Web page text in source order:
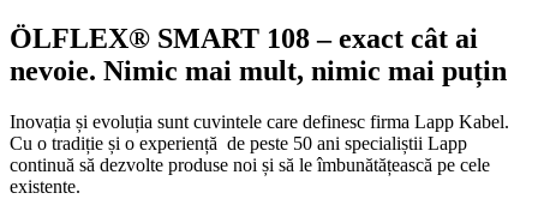
ÖLFLEX® SMART 108 – exact cât ai
nevoie. Nimic mai mult, nimic mai puțin
Inovația și evoluția sunt cuvintele care definesc firma Lapp Kabel.
Cu o tradiție și o experiență de peste 50 ani specialiștii Lapp
continuă să dezvolte produse noi și să le îmbunătățească pe cele
existente.